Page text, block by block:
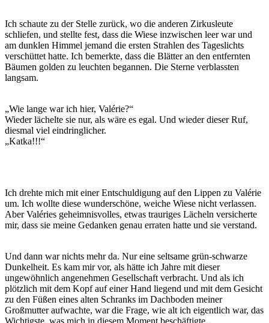
Ich schaute zu der Stelle zurück, wo die anderen Zirkusleute
schliefen, und stellte fest, dass die Wiese inzwischen leer war und
am dunklen Himmel jemand die ersten Strahlen des Tageslichts
verschüttet hatte. Ich bemerkte, dass die Blätter an den entfernten
Bäumen golden zu leuchten begannen. Die Sterne verblassten
langsam.
„Wie lange war ich hier, Valérie?“
Wieder lächelte sie nur, als wäre es egal. Und wieder dieser Ruf,
diesmal viel eindringlicher.
„Katka!!!“
Ich drehte mich mit einer Entschuldigung auf den Lippen zu Valérie
um. Ich wollte diese wunderschöne, weiche Wiese nicht verlassen.
Aber Valéries geheimnisvolles, etwas trauriges Lächeln versicherte
mir, dass sie meine Gedanken genau erraten hatte und sie verstand.
Und dann war nichts mehr da. Nur eine seltsame grün-schwarze
Dunkelheit. Es kam mir vor, als hätte ich Jahre mit dieser
ungewöhnlich angenehmen Gesellschaft verbracht. Und als ich
plötzlich mit dem Kopf auf einer Hand liegend und mit dem Gesicht
zu den Füßen eines alten Schranks im Dachboden meiner
Großmutter aufwachte, war die Frage, wie alt ich eigentlich war, das